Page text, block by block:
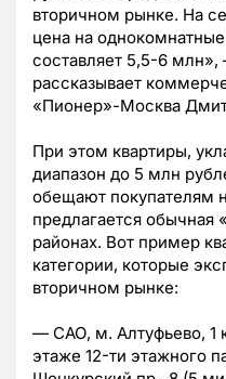
вторичном рынке. На
цена на
составляет 5,5-6
рассказывает
«Пионер»-Москва
При этом квартиры,
диапазон до 5 млн
обещают покупателям
предлагается обычная
районах. Вот пример
категории, которые
вторичном рынке:
— САО, м. Алтуфьево, 1
этаже 12-ти этажного